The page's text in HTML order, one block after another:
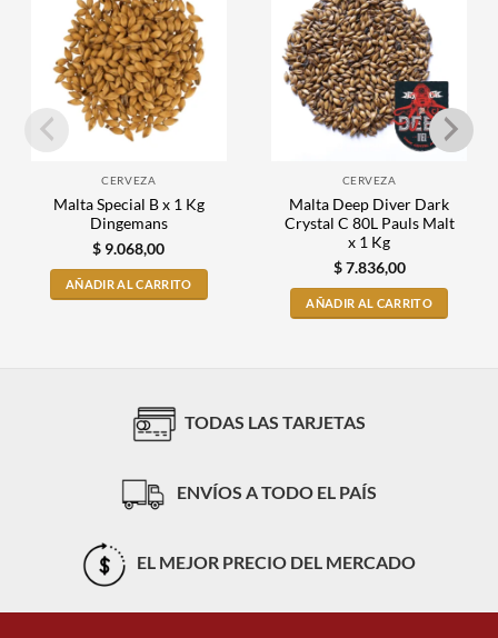
CERVEZA
Malta Special B x 1 Kg
Dingemans
$ 9.068,00
AÑADIR AL CARRITO
CERVEZA
Malta Deep Diver Dark
Crystal C 80L Pauls Malt
x 1 Kg
$7.836,00
AÑADIR AL CARRITO
TODAS LAS TARJETAS
ENVÍOS A TODO EL PAÍS
EL MEJOR PRECIO DEL MERCADO